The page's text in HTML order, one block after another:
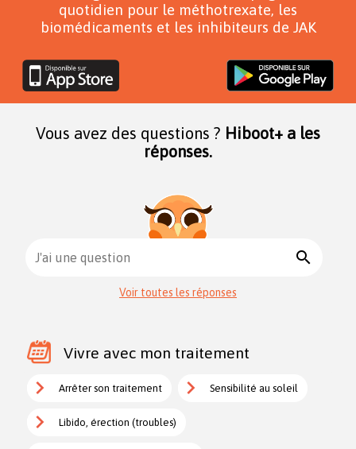
quotidien pour le méthotrexate, les
biomédicaments et les inhibiteurs de JAK
Vous avez des questions ? Hiboot+ a les
réponses.
J'ai une question search
Voir toutes les réponses
Vivre avec mon traitement
Arrêter son traitement Sensibilité au soleil
Libido, érection (troubles)